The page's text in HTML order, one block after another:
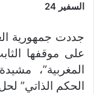
السفير 24
جددت جمهورية
على موقفها
المغربية”،
الحكم الذاتي”